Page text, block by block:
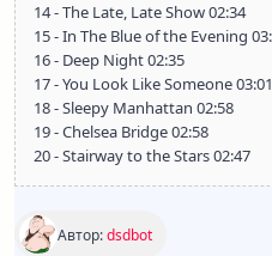
14 - The Late, Late Show 02:34
15 - In The Blue of the Evening
16 - Deep Night 02:35
17 - You Look Like Someone 03:01
18 - Sleepy Manhattan 02:58
19 - Chelsea Bridge 02:58
20 - Stairway to the Stars 02:47
Автор:dsdbot